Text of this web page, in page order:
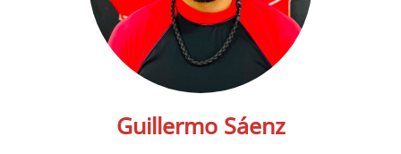
Guillermo Sáenz